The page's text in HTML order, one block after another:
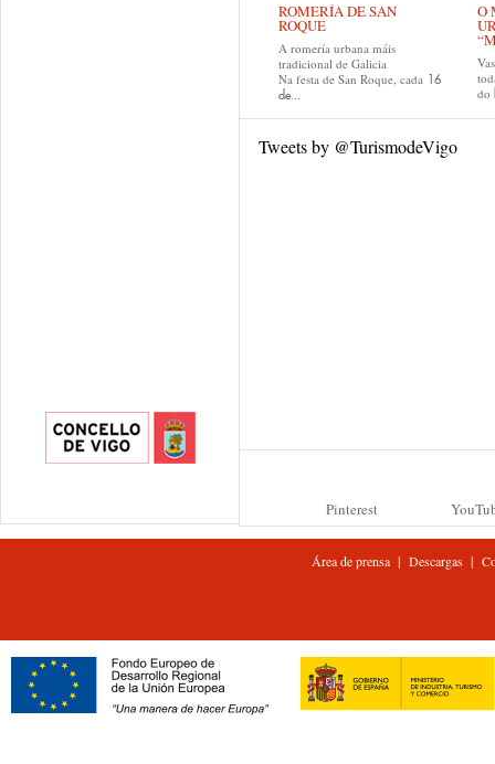
ROMERÍA DE SAN
ROQUE
A romería urbana máis
tradicional de Galicia
Na festa de San Roque, cada 16
de...
O
do
Tweets by @TurismodeVigo
Pinterest
Área de prensa| Descargas|